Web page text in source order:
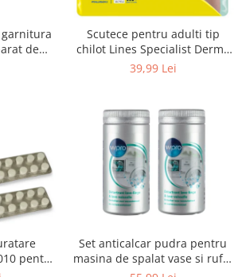
spalat
spalat
microunde
de incalzire
Bucatarie
garnitura
de
Scutece pentru adulti tip
chilot Lines Specialist Derma
Protection Extra, 7 picaturi,
39,99 Lei
pentru
(2x10
Set anticalcar pudra pentru
masina de spalat vase si rufe,
WPRO 484000008416, 2 x 250g